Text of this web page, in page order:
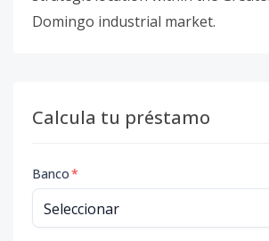
Domingo industrial market.
Calcula tu préstamo
Banco*